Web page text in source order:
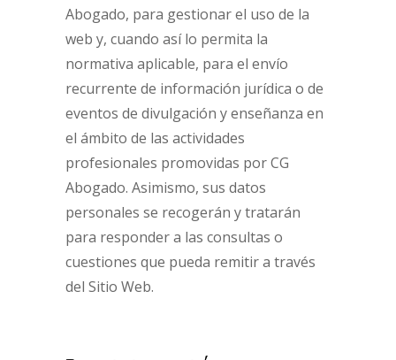
Abogado, para gestionar el uso de la
web y, cuando así lo permita la
normativa aplicable, para el envío
recurrente de información jurídica o de
eventos de divulgación y enseñanza en
el ámbito de las actividades
profesionales promovidas por CG
Abogado. Asimismo, sus datos
personales se recogerán y tratarán
para responder a las consultas o
cuestiones que pueda remitir a través
del Sitio Web.